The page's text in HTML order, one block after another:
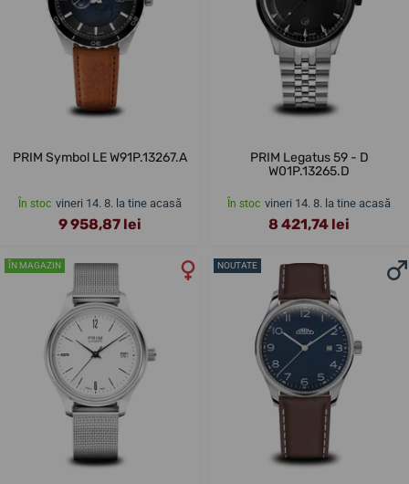
PRIM Symbol LE W91P.13267.A
În stoc vineri 14. 8. la tine acasă
9 958,87 lei
PRIM Legatus 59 - D
W01P.13265.D
În stoc vineri 14. 8. la tine acasă
8 421,74 lei
ÎN MAGAZIN NOUTATE